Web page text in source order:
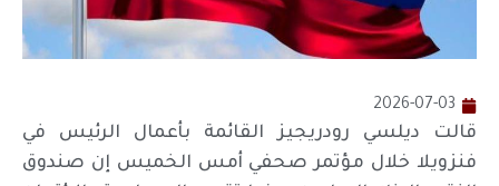
2026-07-03
قالت ديلسي رودريجيز ​القائمة بأعمال الرئيس في
فنزويلا خلال مؤتمر صحفي أمس الخميس إن ‌صندوق